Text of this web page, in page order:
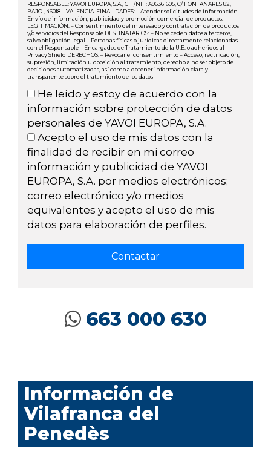
RESPONSABLE: YAVOI EUROPA, S.A., CIF/NIF: A96361605, C/ FONTANARES 82,
BAJO , 46018 – VALENCIA. FINALIDADES: – Atender solicitudes de información.
Envío de información, publicidad y promoción comercial de productos.
LEGITIMACIÓN: – Consentimiento del interesado y contratación de productos
y/o servicios del Responsable DESTINATARIOS: – No se ceden datos a terceros,
salvo obligación legal – Personas físicas o jurídicas directamente relacionadas
con el Responsable – Encargados de Tratamiento de la U.E. o adheridos al
Privacy Shield DERECHOS: – Revocar el consentimiento – Acceso, rectificación,
supresión, limitación u oposición al tratamiento, derecho a no ser objeto de
decisiones automatizadas, así como a obtener información clara y
transparente sobre el tratamiento de los datos
He leído y estoy de acuerdo con la
información sobre protección de datos
personales de YAVOI EUROPA, S.A.
Acepto el uso de mis datos con la
finalidad de recibir en mi correo
información y publicidad de YAVOI
EUROPA, S.A. por medios electrónicos;
correo electrónico y/o medios
equivalentes y acepto el uso de mis
datos para elaboración de perfiles.
663 000 630
Información de
Vilafranca del
Penedès